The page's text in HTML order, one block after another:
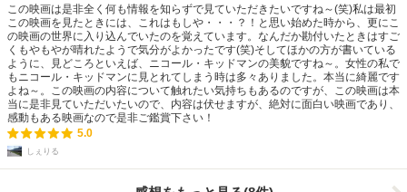
この映画は是非全く何も情報を知らずで見ていただきたいですね～(笑)私は最初
この映画を見たときには、これはもしや・・・？！と思い始めた時から、更にこ
の映画の世界に入り込んでいたのを覚えています。なんだか勘付いたときはすご
くもやもやが晴れたようで気分がよかったです(笑)そしてほかの方が書いている
ように、見どころといえば、ニコール・キッドマンの美貌ですね～。女性の私で
もニコール・キッドマンに見とれてしまう時は多々ありました。本当に綺麗です
よね～。この映画の内容について触れたい気持ちもあるのですが、この映画は本
当に是非見ていただいたいので、内容は伏せますが、絶対に面白い映画であり、
感動もある映画なので是非ご鑑賞下さい！
5.0
しぇりる